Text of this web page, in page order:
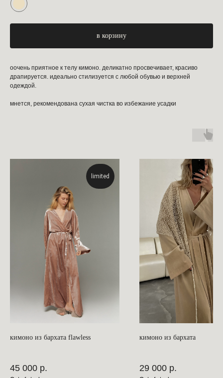
в корзину
оочень приятное к телу кимоно. деликатно просвечивает, красиво
драпируется. идеально стилизуется с любой обувью и верхней
одеждой.
мнется, рекомендована сухая чистка во избежание усадки
limited
кимоно из бархата flawless
45 000 р.
кимоно из бархата
29 000 р.